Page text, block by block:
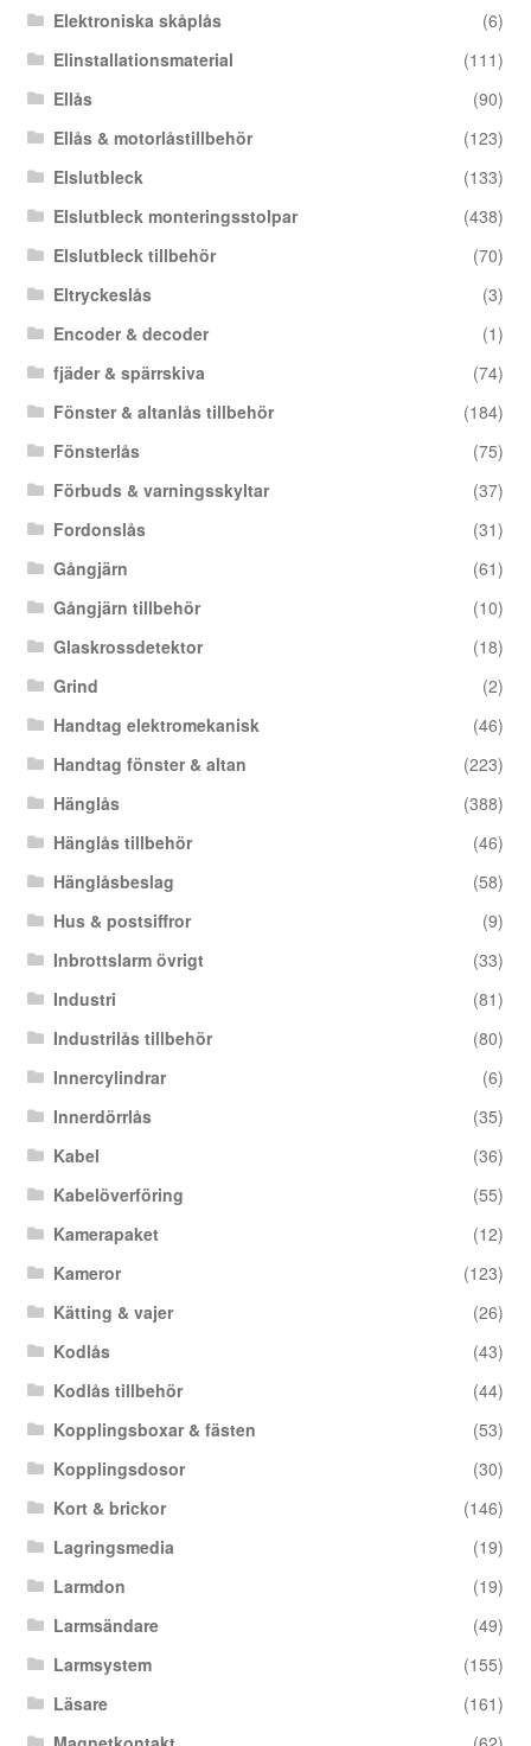
Elektroniska skåplås
(6)
Elinstallationsmaterial
(111)
Ellås
(90)
Ellås & motorlåstillbehör
(123)
Elslutbleck
(133)
Elslutbleck monteringsstolpar
(438)
Elslutbleck tillbehör
(70)
Eltryckeslås
(3)
Encoder & decoder
(1)
fjäder & spärrskiva
(74)
Fönster & altanlås tillbehör
(184)
Fönsterlås
(75)
Förbuds & varningsskyltar
(37)
Fordonslås
(31)
Gångjärn
(61)
Gångjärn tillbehör
(10)
Glaskrossdetektor
(18)
Grind
(2)
Handtag elektromekanisk
(46)
Handtag fönster & altan
(223)
Hänglås
(388)
Hänglås tillbehör
(46)
Hänglåsbeslag
(58)
Hus & postsiffror
(9)
Inbrottslarm övrigt
(33)
Industri
(81)
Industrilås tillbehör
(80)
Innercylindrar
(6)
Innerdörrlås
(35)
Kabel
(36)
Kabelöverföring
(55)
Kamerapaket
(12)
Kameror
(123)
Kätting & vajer
(26)
Kodlås
(43)
Kodlås tillbehör
(44)
Kopplingsboxar & fästen
(53)
Kopplingsdosor
(30)
Kort & brickor
(146)
Lagringsmedia
(19)
Larmdon
(19)
Larmsändare
(49)
Larmsystem
(155)
Läsare
(161)